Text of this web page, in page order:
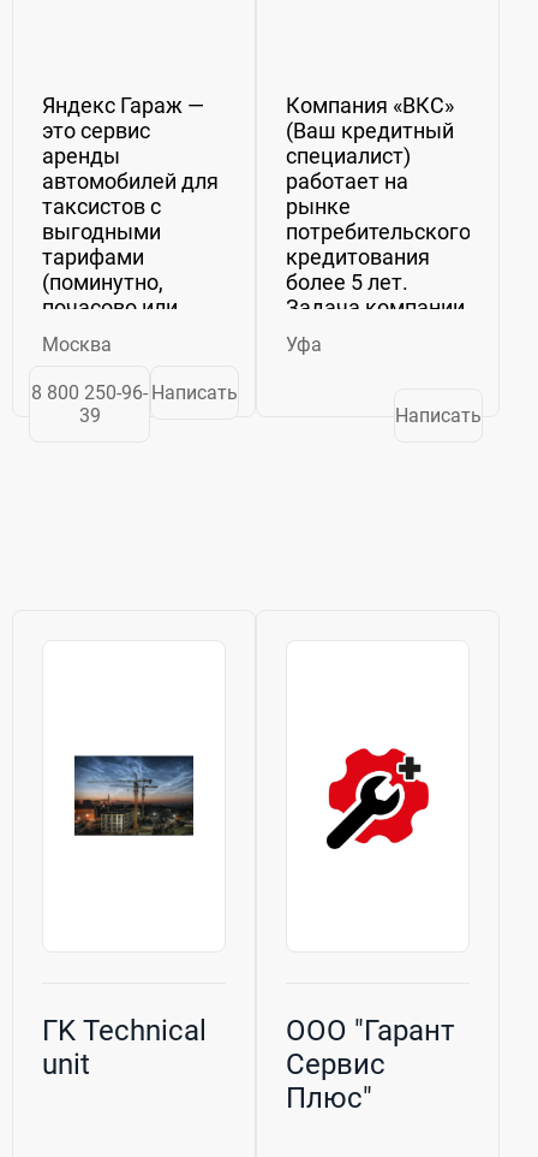
Яндекс Гараж —
это сервис
аренды
автомобилей для
таксистов с
выгодными
тарифами
(поминутно,
почасово или
долгосрочно), где
можно взять
проверенный
авто от
Москва
8 800 250-96-
39
Написать
Компания «ВКС»
(Ваш кредитный
специалист)
работает на
рынке
потребительского
кредитования
более 5 лет.
Задача компании
- помогать
оформлять
рассрочку) на
Уфа
Написать
ГK Technical
unit
ООО "Гарант
Сервис
Плюс"